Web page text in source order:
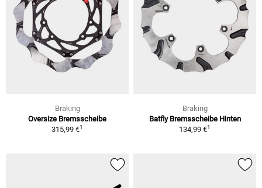
Braking
Oversize Bremsscheibe
315,99 €1
Braking
Batfly Bremsscheibe Hinten
134,99 €1